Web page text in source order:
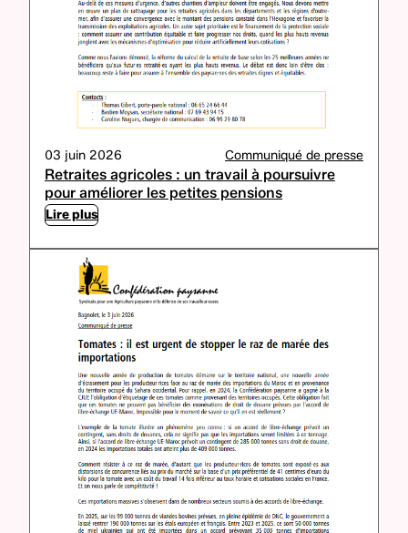
03 juin 2026 Communiqué de presse
Retraites agricoles : un travail à poursuivre
pour améliorer les petites pensions
Lire plus